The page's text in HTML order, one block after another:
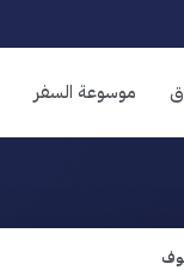
موسوعة السفر